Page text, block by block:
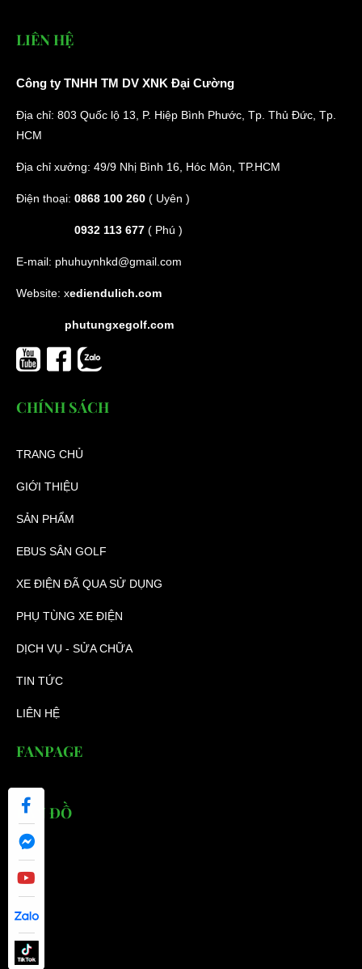
LIÊN HỆ
Công ty TNHH TM DV XNK Đại Cường
Địa chỉ: 803 Quốc lộ 13, P. Hiệp Bình Phước, Tp. Thủ Đức, Tp.
HCM
Địa chỉ xưởng: 49/9 Nhị Bình 16, Hóc Môn, TP.HCM
Điện thoại: 0868 100 260 ( Uyên )
0932 113 677 ( Phú )
E-mail: phuhuynhkd@gmail.com
Website: xediendulich.com
phutungxegolf.com
CHÍNH SÁCH
TRANG CHỦ
GIỚI THIỆU
SẢN PHẨM
EBUS SÂN GOLF
XE ĐIỆN ĐÃ QUA SỬ DỤNG
PHỤ TÙNG XE ĐIỆN
DỊCH VỤ - SỬA CHỮA
TIN TỨC
LIÊN HỆ
FANPAGE
BẢN ĐỒ